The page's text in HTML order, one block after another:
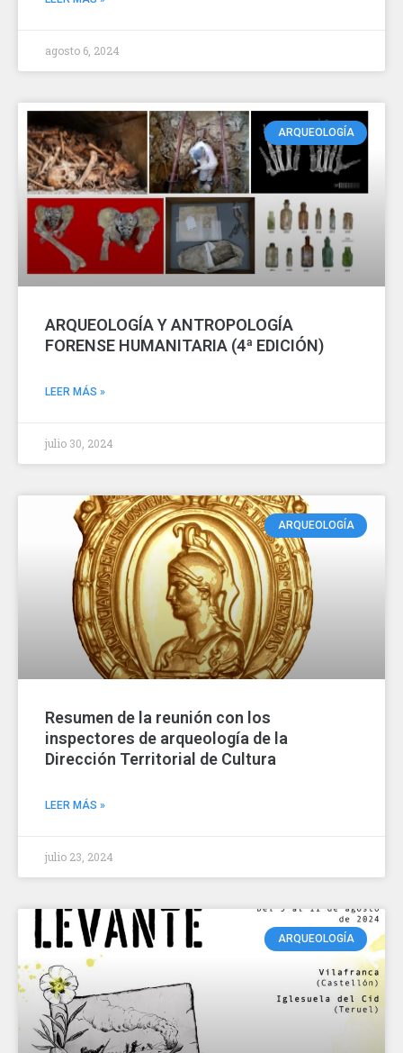
agosto 6, 2024
ARQUEOLOGÍA
ARQUEOLOGÍA Y ANTROPOLOGÍA
FORENSE HUMANITARIA (4ª EDICIÓN)
LEER MÁS »
julio 30, 2024
ARQUEOLOGÍA
Resumen de la reunión con los
inspectores de arqueología de la
Dirección Territorial de Cultura
LEER MÁS »
julio 23, 2024
ARQUEOLOGÍA